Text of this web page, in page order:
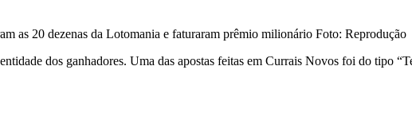
as 20 dezenas da Lotomania e faturaram prêmio milionário Foto: Reprodução
dos ganhadores. Uma das apostas feitas em Currais Novos foi do tipo